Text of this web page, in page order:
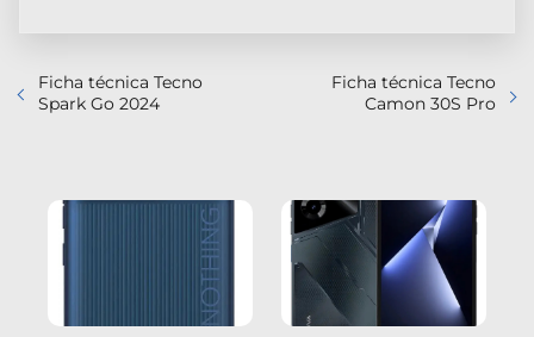
Ficha técnica Tecno
Spark Go 2024
Ficha técnica Tecno
Camon 30S Pro